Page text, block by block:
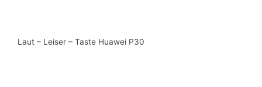
Laut – Leiser – Taste Huawei P30